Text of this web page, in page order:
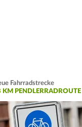
Fahrradstrecke
KM